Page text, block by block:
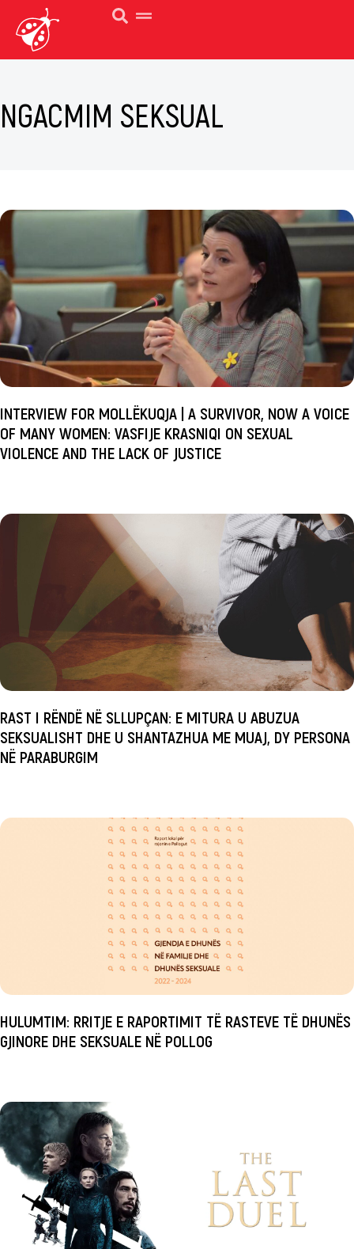
NGACMIM SEKSUAL
INTERVIEW FOR MOLLËKUQJA | A SURVIVOR, NOW A VOICE
OF MANY WOMEN: VASFIJE KRASNIQI ON SEXUAL
VIOLENCE AND THE LACK OF JUSTICE
RAST I RËNDË NË SLLUPÇAN: E MITURA U ABUZUA
SEKSUALISHT DHE U SHANTAZHUA ME MUAJ, DY PERSONA
NË PARABURGIM
HULUMTIM: RRITJE E RAPORTIMIT TË RASTEVE TË DHUNËS
GJINORE DHE SEKSUALE NË POLLOG